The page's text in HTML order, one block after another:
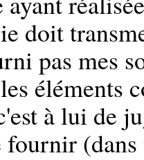
doit
pas mes
éléments
à lui de
fournir